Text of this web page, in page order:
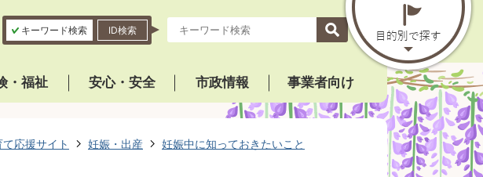
キーワード検索 ID検索
・福祉 安心・安全 市政情報 事業者向け
応援サイト 妊娠・出産
妊娠中に知っておきたいこと